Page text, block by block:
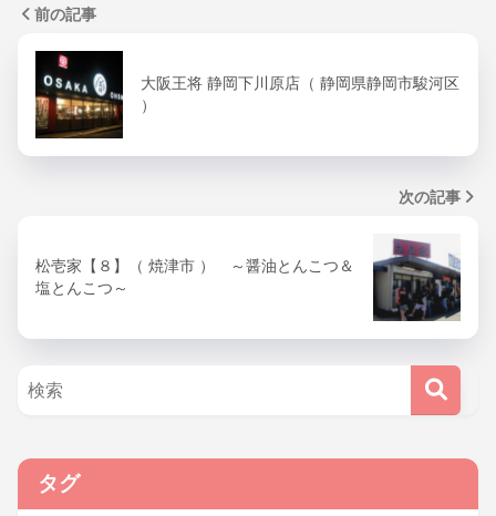
前の記事
大阪王将 静岡下川原店（ 静岡県静岡市駿河区
）
次の記事
松壱家【８】（ 焼津市 ） ～醤油とんこつ＆
塩とんこつ～
タグ